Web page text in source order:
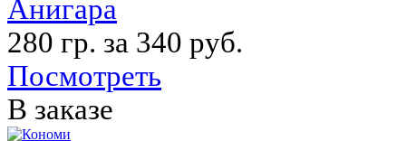
Анигара
280 гр. за 340 руб.
Посмотреть
В заказе